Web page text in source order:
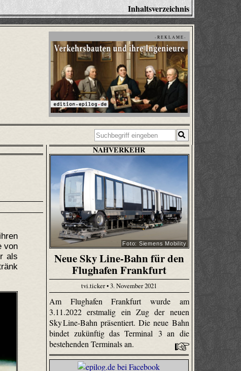
Inhaltsverzeichnis
- R E K L A M E -
von
als
NAHVERKEHR
Foto: Siemens Mobility
Neue Sky Line-Bahn für den
Flughafen Frankfurt
tvi.ticker • 3. November 2021
Am Flughafen Frankfurt wurde am
3.11.2022 erstmalig ein Zug der neuen
Sky Line-Bahn präsentiert. Die neue Bahn
bindet zukünftig das Terminal 3 an die
bestehenden Terminals an.